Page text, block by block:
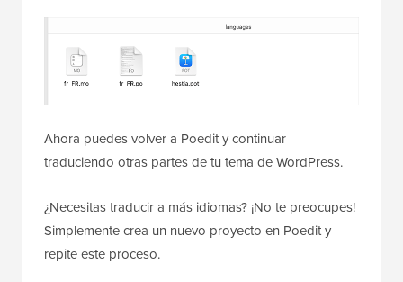
Ahora puedes volver a Poedit y continuar
traduciendo otras partes de tu tema de WordPress.
¿Necesitas traducir a más idiomas? ¡No te preocupes!
Simplemente crea un nuevo proyecto en Poedit y
repite este proceso.